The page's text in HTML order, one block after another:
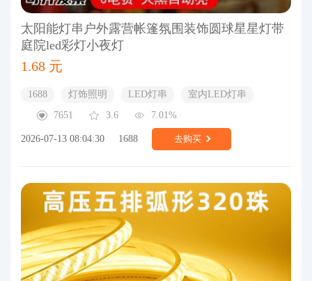
太阳能灯串户外露营帐篷氛围装饰圆球星星灯带
庭院led彩灯小夜灯
1.68 元
1688 灯饰照明 LED灯串
室内LED灯串
7651
3.6 7.01%
2026-07-13 08:04:30 1688 去购买